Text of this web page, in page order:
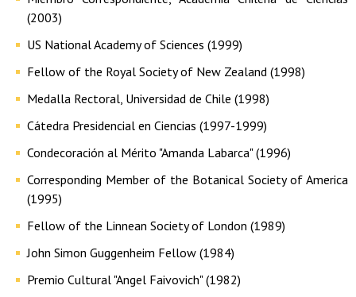
(2003)
US National Academy of Sciences (1999)
Fellow of the Royal Society of New Zealand (1998)
Medalla Rectoral, Universidad de Chile (1998)
Cátedra Presidencial en Ciencias (1997-1999)
Condecoración al Mérito "Amanda Labarca" (1996)
Corresponding Member of the Botanical Society of America
(1995)
Fellow of the Linnean Society of London (1989)
John Simon Guggenheim Fellow (1984)
Premio Cultural "Angel Faivovich" (1982)